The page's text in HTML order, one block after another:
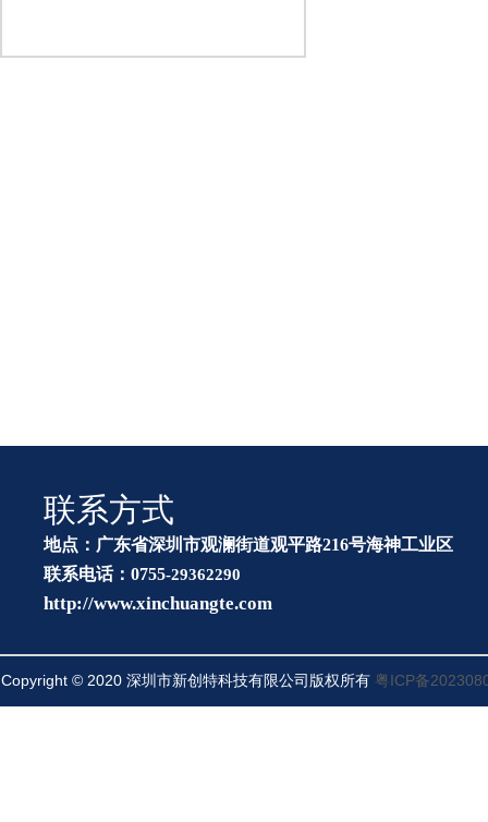
Copyright © 2020 深圳市新创特科技有限公司 版权所有 粤ICP备
联系方式
地点：广东省深圳市观澜街道观平路216号海神工业区
联系电话：0755-29362290
http://www.xinchuangte.com